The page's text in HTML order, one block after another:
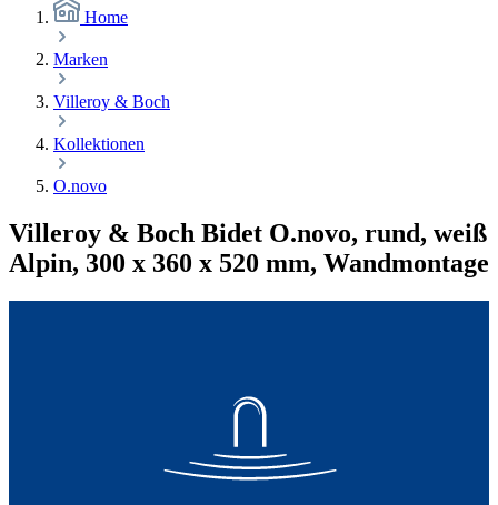
Home
Marken
Villeroy & Boch
Kollektionen
O.novo
Villeroy & Boch Bidet O.novo, rund, weiß
Alpin, 300 x 360 x 520 mm, Wandmontage